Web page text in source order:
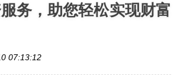
务，助您轻松实现财富
07:13:12